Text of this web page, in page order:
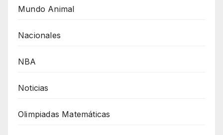
Mundo Animal
Nacionales
NBA
Noticias
Olimpiadas Matemáticas